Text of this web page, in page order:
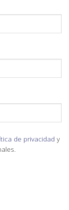
de privacidad y